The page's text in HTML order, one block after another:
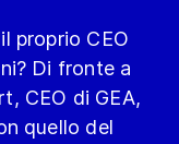
proprio CEO
Di fronte a
CEO di GEA,
quello del